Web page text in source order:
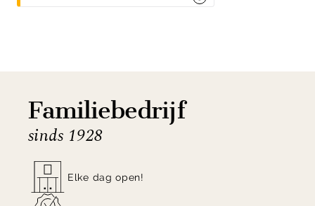
Familiebedrijf
sinds 1928
Elke dag open!